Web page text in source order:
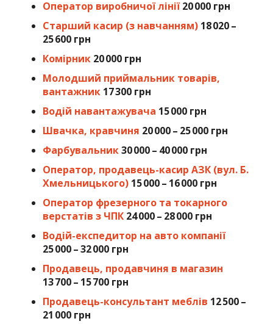
Оператор виробничої лінії20 000 грн
Старший касир (з навчанням) 18 020 –
25 600 грн
Комірник 20 000 грн
Молодший приймальник товарів,
вантажник 17 300 грн
Водій навантажувача 15 000 грн
Швачка, кравчиня 20 000 – 25 000 грн
Фарбувальник 30 000 – 40 000 грн
Оператор, продавець-касир АЗК (вул. Б.
Хмельницького) 15 000 – 16 000 грн
Оператор фрезерного та токарного
верстатів з ЧПК 24 000 – 28 000 грн
Водій-експедитор на авто компанії
25 000 – 32 000 грн
Продавець, продавчиня в магазин
13 700 – 15 700 грн
Продавець-консультант меблів 12 500 –
21 000 грн